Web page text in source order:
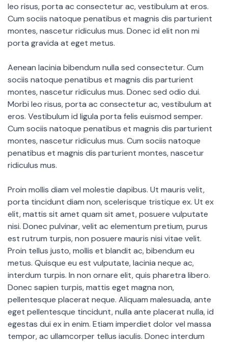
leo risus, porta ac consectetur ac, vestibulum at eros.
Cum sociis natoque penatibus et magnis dis parturient
montes, nascetur ridiculus mus. Donec id elit non mi
porta gravida at eget metus.
Aenean lacinia bibendum nulla sed consectetur. Cum
sociis natoque penatibus et magnis dis parturient
montes, nascetur ridiculus mus. Donec sed odio dui.
Morbi leo risus, porta ac consectetur ac, vestibulum at
eros. Vestibulum id ligula porta felis euismod semper.
Cum sociis natoque penatibus et magnis dis parturient
montes, nascetur ridiculus mus. Cum sociis natoque
penatibus et magnis dis parturient montes, nascetur
ridiculus mus.
Proin mollis diam vel molestie dapibus. Ut mauris velit,
porta tincidunt diam non, scelerisque tristique ex. Ut ex
elit, mattis sit amet quam sit amet, posuere vulputate
nisi. Donec pulvinar, velit ac elementum pretium, purus
est rutrum turpis, non posuere mauris nisi vitae velit.
Proin tellus justo, mollis et blandit ac, bibendum eu
metus. Quisque eu est vulputate, lacinia neque ac,
interdum turpis. In non ornare elit, quis pharetra libero.
Donec sapien turpis, mattis eget magna non,
pellentesque placerat neque. Aliquam malesuada, ante
eget pellentesque tincidunt, nulla ante placerat nulla, id
egestas dui ex in enim. Etiam imperdiet dolor vel massa
tempor, ac ullamcorper tellus iaculis. Donec interdum